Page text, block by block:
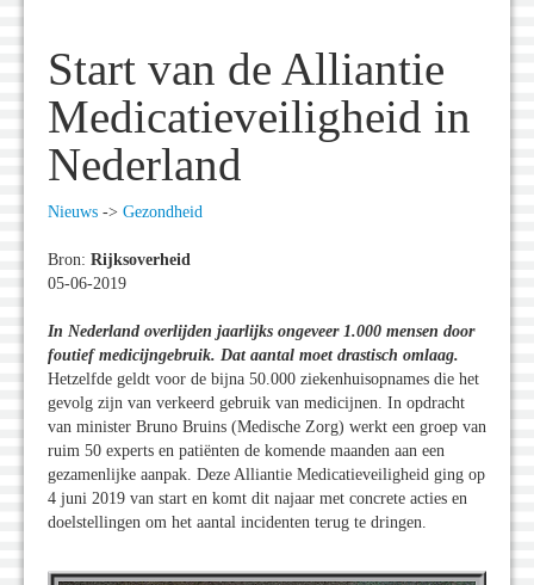
Start van de Alliantie
Medicatieveiligheid in
Nederland
Nieuws -> Gezondheid
Bron: Rijksoverheid
05-06-2019
In Nederland overlijden jaarlijks ongeveer 1.000 mensen door
foutief medicijngebruik. Dat aantal moet drastisch omlaag.
Hetzelfde geldt voor de bijna 50.000 ziekenhuisopnames die het
gevolg zijn van verkeerd gebruik van medicijnen. In opdracht
van minister Bruno Bruins (Medische Zorg) werkt een groep van
ruim 50 experts en patiënten de komende maanden aan een
gezamenlijke aanpak. Deze Alliantie Medicatieveiligheid ging op
4 juni 2019 van start en komt dit najaar met concrete acties en
doelstellingen om het aantal incidenten terug te dringen.